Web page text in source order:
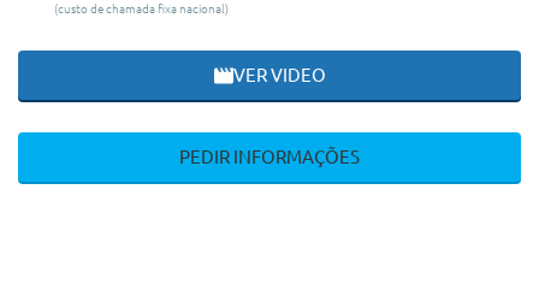
(custo de chamada fixa nacional)
VER VIDEO
PEDIR INFORMAÇÕES